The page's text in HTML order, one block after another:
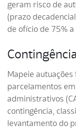
geram risco de
(prazo
de ofício de 75%
Mapeie
parcelamentos
administrativos
contingência,
levantamento do